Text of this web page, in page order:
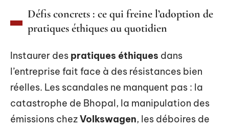
Défis concrets : ce qui freine l’adoption de
pratiques éthiques au quotidien
Instaurer des pratiques éthiques dans
l’entreprise fait face à des résistances bien
réelles. Les scandales ne manquent pas : la
catastrophe de Bhopal, la manipulation des
émissions chezVolkswagen, les déboires de